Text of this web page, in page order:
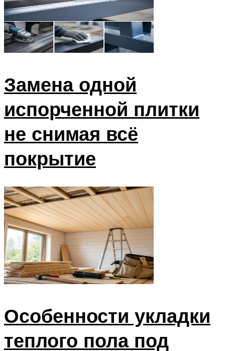
Замена одной
испорченной плитки
не снимая всё
покрытие
Особенности укладки
теплого пола под